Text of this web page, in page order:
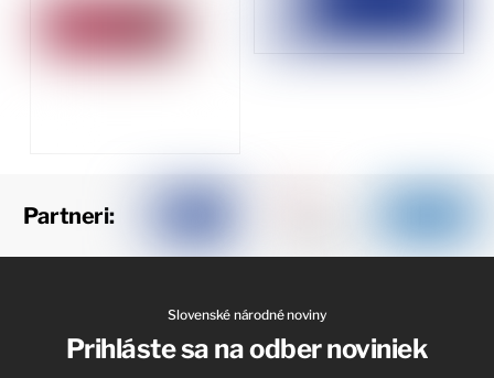
Partneri:
Slovenské národné noviny
Prihláste sa na odber noviniek